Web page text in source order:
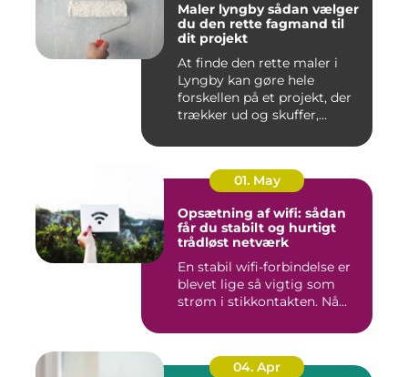
Maler lyngby sådan vælger
du den rette fagmand til
dit projekt
At finde den rette maler i
Lyngby kan gøre hele
forskellen på et projekt, der
trækker ud og skuffer,...
01. May
Opsætning af wifi: sådan
får du stabilt og hurtigt
trådløst netværk
En stabil wifi-forbindelse er
blevet lige så vigtig som
strøm i stikkontakten. Nå...
04. Apr